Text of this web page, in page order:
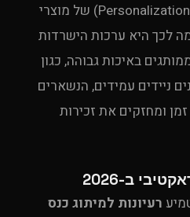
עוברים להתאמה אישית (Personalization) של מוצרי
לכך היא ערכות הישרדות
באיכות גבוהה, כגון
ניידים עמידים, הנשארים
ומחזקים את זכירות
ב-2026
רעיונות למיתוג כנס